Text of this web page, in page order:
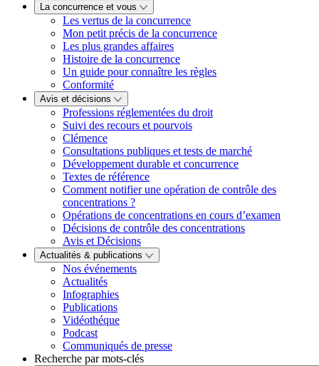
La concurrence et vous
Les vertus de la concurrence
Mon petit précis de la concurrence
Les plus grandes affaires
Histoire de la concurrence
Un guide pour connaître les règles
Conformité
Avis et décisions
Professions réglementées du droit
Suivi des recours et pourvois
Clémence
Consultations publiques et tests de marché
Développement durable et concurrence
Textes de référence
Comment notifier une opération de contrôle des
concentrations ?
Opérations de concentrations en cours d’examen
Décisions de contrôle des concentrations
Avis et Décisions
Actualités & publications
Nos événements
Actualités
Infographies
Publications
Vidéothéque
Podcast
Communiqués de presse
Recherche par mots-clés